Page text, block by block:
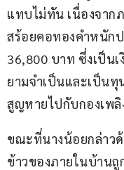
แทบไม่ทัน เนื่องจา
สร้อยคอทองคำหนัก
36,800 บาท ซึ่งเป็น
ยามจำเป็นและเป็น
สูญหายไปกับกองเพลิ
ขณะที่นางน้อยกล่าว
ข้าวของภายในบ้าน